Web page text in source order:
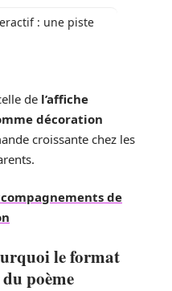
: une piste
de l’affiche
décoration
croissante chez les
de
le format
poème